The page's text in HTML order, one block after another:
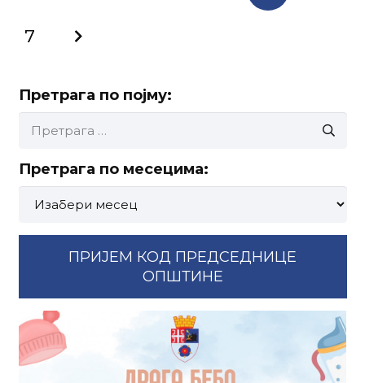
7
Претрага по појму:
за:
Претрага по месецима:
месецима:
ПРИЈЕМ КОД ПРЕДСЕДНИЦЕ
ОПШТИНЕ